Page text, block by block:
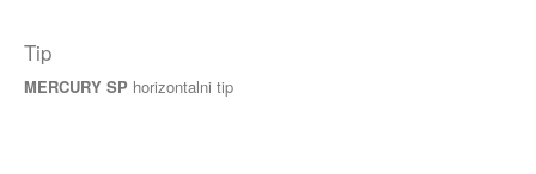
Tip
MERCURY SP horizontalni tip